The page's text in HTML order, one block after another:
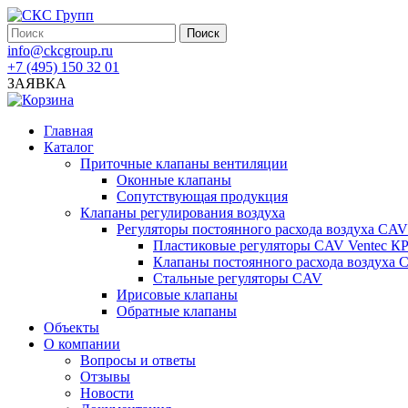
info@ckcgroup.ru
+7 (495) 150 32 01
ЗАЯВКА
Главная
Каталог
Приточные клапаны вентиляции
Оконные клапаны
Сопутствующая продукция
Клапаны регулирования воздуха
Регуляторы постоянного расхода воздуха CAV
Пластиковые регуляторы CAV Ventec
Клапаны постоянного расхода воздуха
Стальные регуляторы CAV
Ирисовые клапаны
Обратные клапаны
Объекты
О компании
Вопросы и ответы
Отзывы
Новости